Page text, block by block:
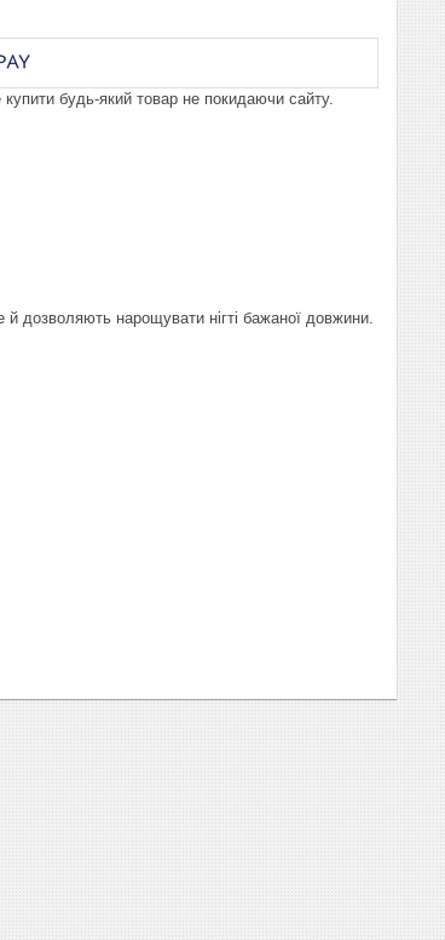
будь-який товар не покидаючи сайту.
й дозволяють нарощувати нігті бажаної довжини.